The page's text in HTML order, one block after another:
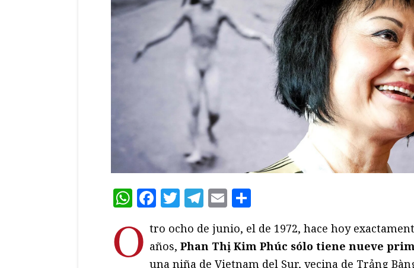
WhatsApp
Facebook
Twitter
Telegram
Email
O tro ocho de junio, el de 1972, hace hoy
años, Phan Thị Kim Phúc sólo tiene nueve
una niña de Vietnam del Sur, vecina de Trảng